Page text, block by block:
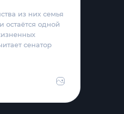
из них семья
остаётся одной
сенатор